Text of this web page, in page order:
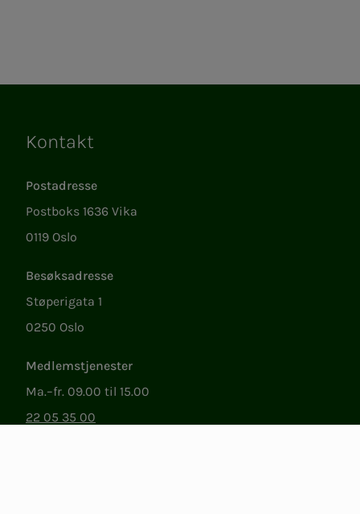
Kontakt
Postadresse
Postboks 1636 Vika
0119 Oslo
Besøksadresse
Støperigata 1
0250 Oslo
Medlemstjenester
Ma.–fr. 09.00 til 15.00
22 05 35 00